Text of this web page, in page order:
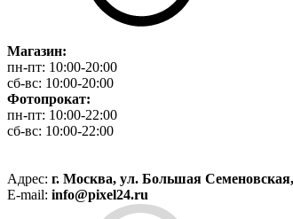
Магазин:
пн-пт: 10:00-20:00
сб-вс: 10:00-20:00
Фотопрокат:
пн-пт: 10:00-22:00
сб-вс: 10:00-22:00
Адрес: г. Москва, ул. Большая Семеновская,
E-mail: info@pixel24.ru